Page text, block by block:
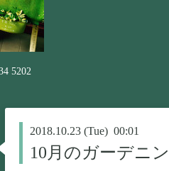
5202
2018.10.23 (Tue) 00:01
10月のガーデニ